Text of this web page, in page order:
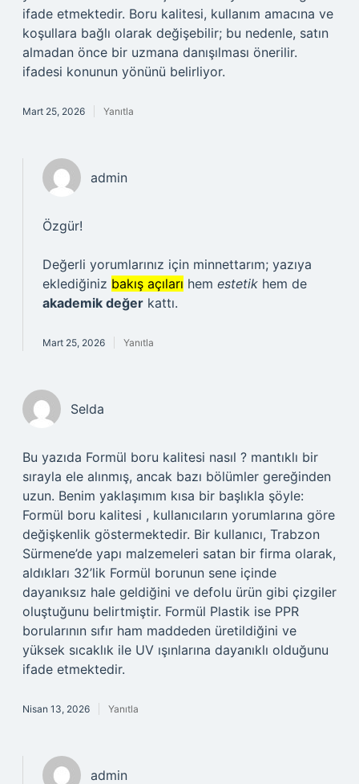
ifade etmektedir. Boru kalitesi, kullanım amacına ve
koşullara bağlı olarak değişebilir; bu nedenle, satın
almadan önce bir uzmana danışılması önerilir.
ifadesi konunun yönünü belirliyor.
Mart 25, 2026 Yanıtla
admin
Özgür!
Değerli yorumlarınız için minnettarım; yazıya
eklediğiniz bakış açıları hem estetik hem de
akademik değer kattı.
Mart 25, 2026 Yanıtla
Selda
Bu yazıda Formül boru kalitesi nasıl ? mantıklı bir
sırayla ele alınmış, ancak bazı bölümler gereğinden
uzun. Benim yaklaşımım kısa bir başlıkla şöyle:
Formül boru kalitesi , kullanıcıların yorumlarına göre
değişkenlik göstermektedir. Bir kullanıcı, Trabzon
Sürmene’de yapı malzemeleri satan bir firma olarak,
aldıkları 32’lik Formül borunun sene içinde
dayanıksız hale geldiğini ve defolu ürün gibi çizgiler
oluştuğunu belirtmiştir. Formül Plastik ise PPR
borularının sıfır ham maddeden üretildiğini ve
yüksek sıcaklık ile UV ışınlarına dayanıklı olduğunu
ifade etmektedir.
Nisan 13, 2026 Yanıtla
admin